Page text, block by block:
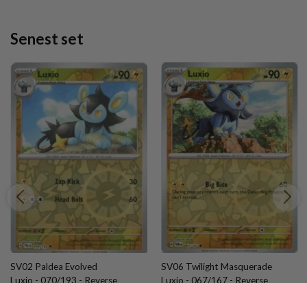
Senest set
SV02 Paldea Evolved
Luxio - 070/193 - Reverse
SV06 Twilight Masquerade
Luxio - 067/167 - Reverse